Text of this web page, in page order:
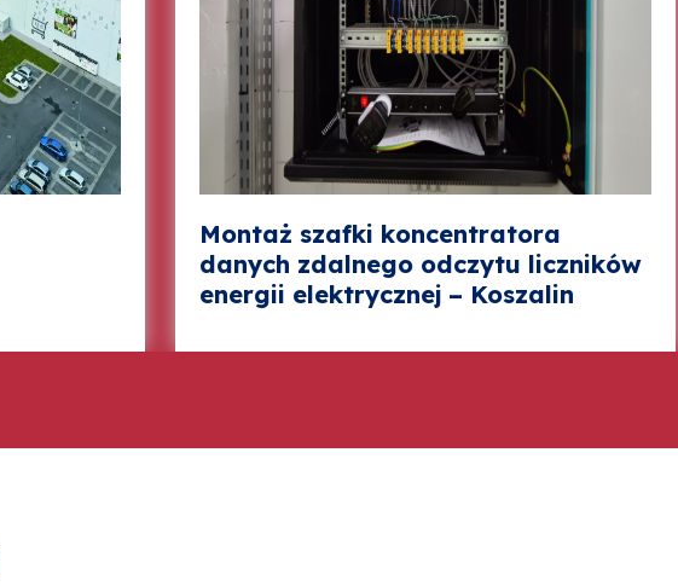
Montaż szafki koncentratora
danych zdalnego odczytu liczników
energii elektrycznej – Koszalin